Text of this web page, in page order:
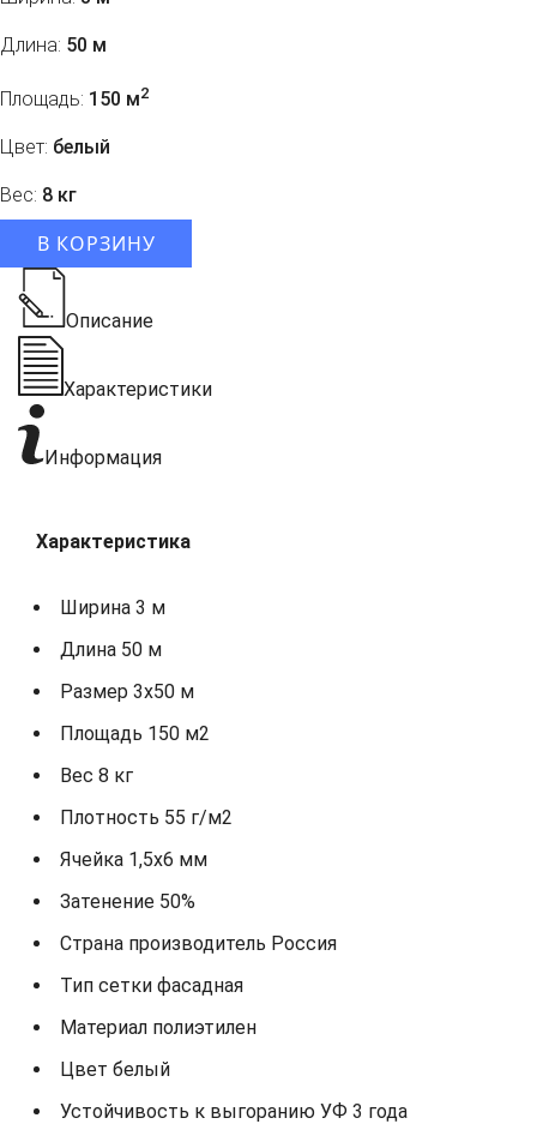
Длина: 50 м
Площадь: 150 м2
Цвет: белый
Вес: 8 кг
В КОРЗИНУ
Описание
Характеристики
Информация
Характеристика
Ширина 3 м
Длина 50 м
Размер 3х50 м
Площадь 150 м2
Вес 8 кг
Плотность 55 г/м2
Ячейка 1,5х6 мм
Затенение 50%
Страна производитель Россия
Тип сетки фасадная
Материал полиэтилен
Цвет белый
Устойчивость к выгоранию УФ 3 года